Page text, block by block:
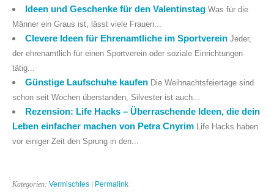
Ideen und Geschenke für den Valentinstag Was für die
Männer ein Graus ist, lässt viele Frauen...
Clevere Ideen für Ehrenamtliche im Sportverein Jeder,
der ehrenamtlich für einen Sportverein oder soziale Einrichtungen
tätig...
Günstige Laufschuhe kaufen Die Weihnachtsfeiertage sind
schon seit Wochen überstanden, Silvester ist auch...
Rezension: Life Hacks – Überraschende Ideen, die dein
Leben einfacher machen von Petra Cnyrim Life Hacks haben
vor einiger Zeit den Sprung in den...
Kategorien: Vermischtes Permalink